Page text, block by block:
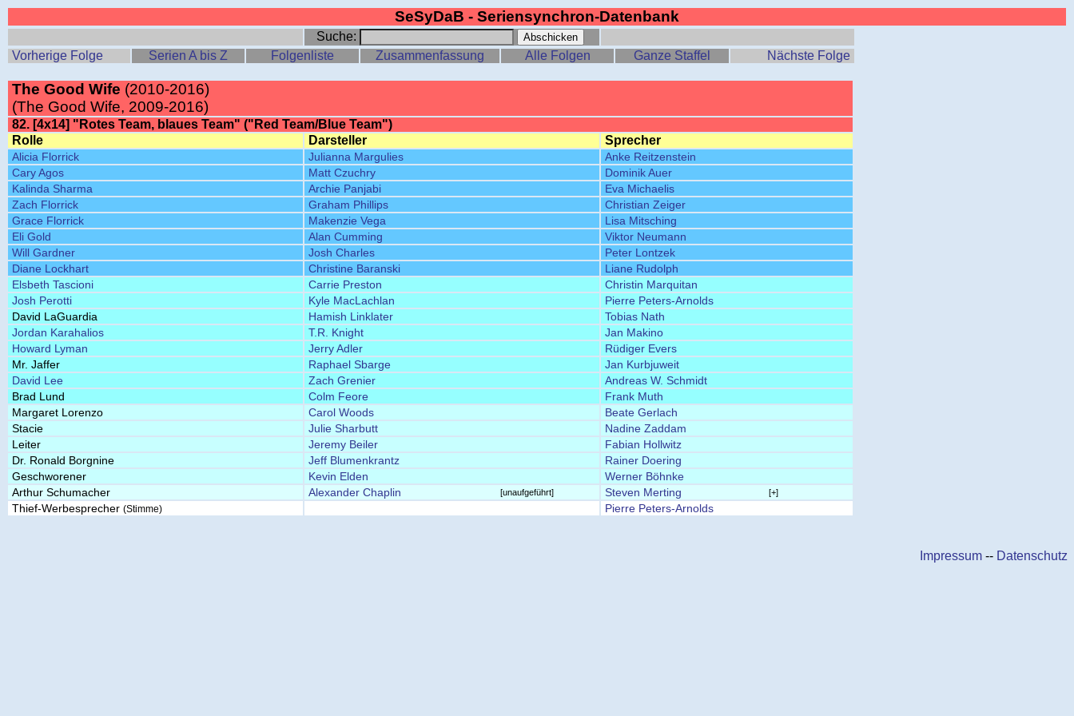
SeSyDaB - Seriensynchron-Datenbank
Suche:
Vorherige Folge
Serien A bis Z Folgenliste Zusammenfassung Alle Folgen Ganze Staffel Nächste Folge
The Good Wife (2010-2016)
(The Good Wife, 2009-2016)
82. [4x14] "Rotes Team, blaues Team" ("Red Team/Blue Team")
Rolle
Darsteller Sprecher
Alicia Florrick Julianna Margulies
Anke Reitzenstein
Cary Agos
Matt Czuchry
Dominik Auer
Kalinda Sharma
Archie Panjabi
Eva Michaelis
Zach Florrick
Graham Phillips
Christian Zeiger
Grace Florrick
Makenzie Vega
Lisa Mitsching
Eli Gold
Alan Cumming
Viktor Neumann
Will Gardner
Josh Charles
Peter Lontzek
Diane Lockhart
Christine Baranski
Liane Rudolph
Elsbeth Tascioni
Carrie Preston
Christin Marquitan
Josh Perotti
Kyle MacLachlan
Pierre Peters-Arnolds
David LaGuardia
Hamish Linklater
Tobias Nath
Jordan Karahalios
T.R. Knight
Jan Makino
Howard Lyman
Jerry Adler
Rüdiger Evers
Mr. Jaffer
Raphael Sbarge
Jan Kurbjuweit
David Lee
Zach Grenier
Andreas W. Schmidt
Brad Lund
Colm Feore
Frank Muth
Margaret Lorenzo
Carol Woods
Beate Gerlach
Stacie
Julie Sharbutt
Nadine Zaddam
Leiter
Jeremy Beiler
Fabian Hollwitz
Dr. Ronald Borgnine
Jeff Blumenkrantz
Rainer Doering
Geschworener
Kevin Elden
Werner Böhnke
Arthur Schumacher
Alexander Chaplin [unaufgeführt] Steven Merting [+]
Thief-Werbesprecher (Stimme) Pierre Peters-Arnolds
Impressum -- Datenschutz